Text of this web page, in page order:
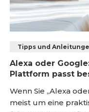
Tipps und
Alexa oder
Plattform passt
Wenn Sie „Alexa
meist um eine